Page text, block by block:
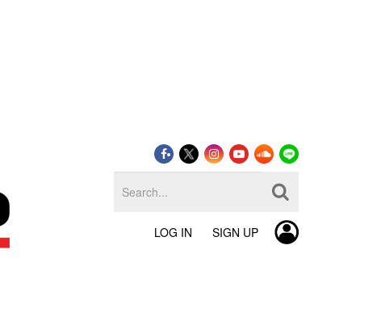
LOG IN SIGN UP